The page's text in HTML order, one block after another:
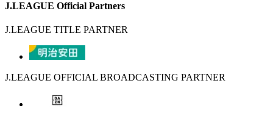
J.LEAGUE Official Partners
J.LEAGUE TITLE PARTNER
J.LEAGUE OFFICIAL BROADCASTING PARTNER